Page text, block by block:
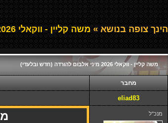
הינך צופה בנושא » משה קליין - ווקאלי 2026 מיני אלבום להורדה (חדש ובלעדי)
משה קליין - ווקאלי 2026 מיני אלבום להורדה (חדש ובלעדי)
מחבר
eliad83
מנכ"ל